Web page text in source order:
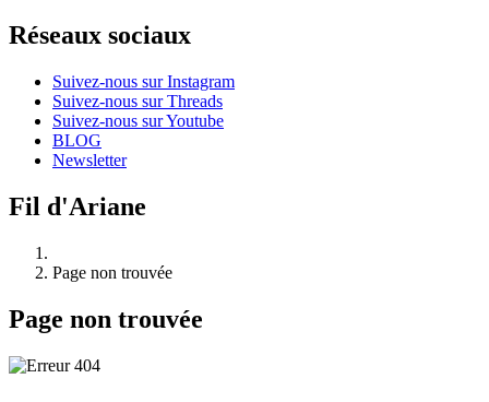
Réseaux sociaux
Suivez-nous sur Instagram
Suivez-nous sur Threads
Suivez-nous sur Youtube
BLOG
Newsletter
Fil d'Ariane
Page non trouvée
Page non trouvée